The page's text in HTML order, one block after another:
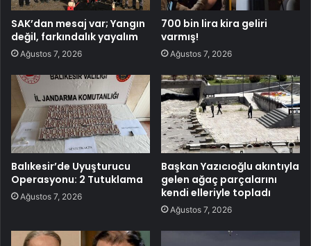
SAK’dan mesaj var; Yangın
değil, farkındalık yayalım
Ağustos 7, 2026
700 bin lira kira geliri
varmış!
Ağustos 7, 2026
Balıkesir’de Uyuşturucu
Operasyonu: 2 Tutuklama
Ağustos 7, 2026
Başkan Yazıcıoğlu akıntıyla
gelen ağaç parçalarını
kendi elleriyle topladı
Ağustos 7, 2026